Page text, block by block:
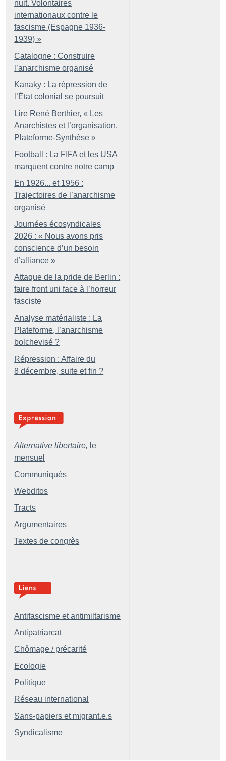
nuit. Volontaires
internationaux contre le
fascisme (Espagne 1936-
1939) »
Catalogne : Construire
l’anarchisme organisé
Kanaky : La répression de
l’État colonial se poursuit
Lire René Berthier, « Les
Anarchistes et l’organisation.
Plateforme-Synthèse »
Football : La FIFA et les USA
marquent contre notre camp
En 1926... et 1956 :
Trajectoires de l’anarchisme
organisé
Journées écosyndicales
2026 : « Nous avons pris
conscience d’un besoin
d’alliance »
Attaque de la pride de Berlin :
faire front uni face à l’horreur
fasciste
Analyse matérialiste : La
Plateforme, l’anarchisme
bolchevisé ?
Répression : Affaire du
8 décembre, suite et fin ?
Alternative libertaire, le
mensuel
Communiqués
Webditos
Tracts
Argumentaires
Textes de congrès
Antifascisme et antimiltarisme
Antipatriarcat
Chômage / précarité
Ecologie
Politique
Réseau international
Sans-papiers et migrant.e.s
Syndicalisme